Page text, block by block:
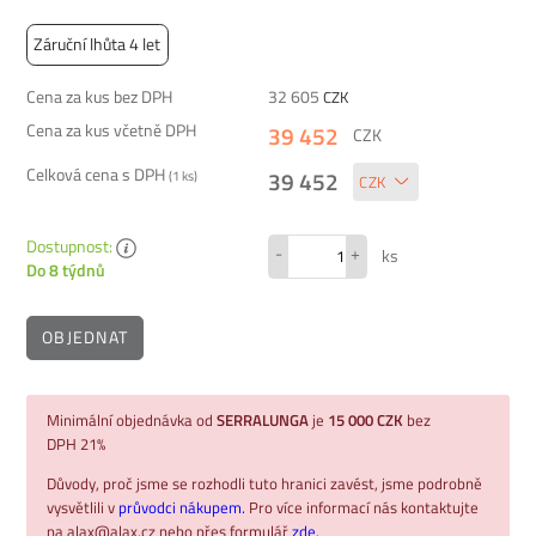
Záruční lhůta 4 let
Cena za kus bez DPH 32 605 CZK
Cena za kus včetně DPH
39 452
CZK
Celková cena s DPH(1ks) 39 452
Dostupnost:
Do 8 týdnů
- + ks
OBJEDNAT
Minimální objednávka od SERRALUNGA je 15 000 CZK bez
DPH 21%
Důvody, proč jsme se rozhodli tuto hranici zavést, jsme podrobně
vysvětlili v průvodci nákupem. Pro více informací nás kontaktujte
na alax@alax.cz nebo přes formulářzde.